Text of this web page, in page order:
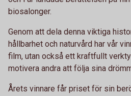
biosalonger.
Genom att dela denna viktiga
hållbarhet och naturvård har vår
film, utan också ett kraftfullt
motivera andra att följa sina
Årets vinnare får priset för sin